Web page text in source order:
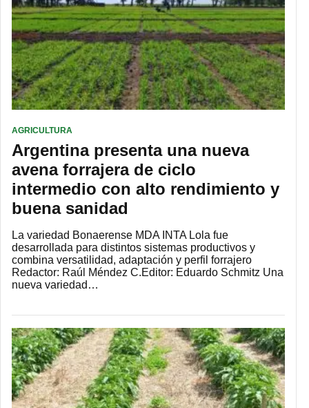
AGRICULTURA
Argentina presenta una nueva
avena forrajera de ciclo
intermedio con alto rendimiento y
buena sanidad
La variedad Bonaerense MDA INTA Lola fue
desarrollada para distintos sistemas productivos y
combina versatilidad, adaptación y perfil forrajero
Redactor: Raúl Méndez C.Editor: Eduardo Schmitz Una
nueva variedad…